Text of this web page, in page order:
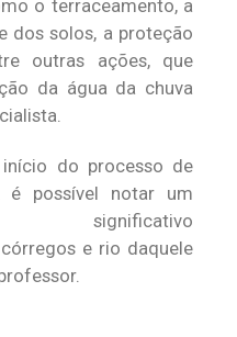
o terraceamento, a
dos solos, a proteção
outras ações, que
da água da chuva
do processo de
é possível notar um
e rio daquele